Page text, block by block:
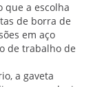
que a escolha
de borra de
em aço
de trabalho de
a gaveta